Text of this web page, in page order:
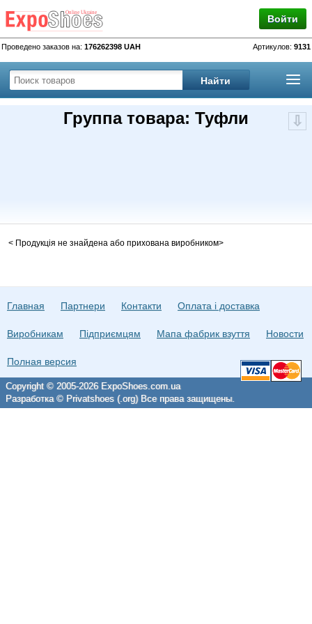
Войти
Проведено заказов на: 176262398 UAH Артикулов: 9131
Группа товара: Туфли
< Продукція не знайдена або прихована виробником>
Главная Партнери Контакти Оплата і доставка
Виробникам Підприємцям Мапа фабрик взуття Новости
Полная версия
Copyright © 2005-2026 ExpoShoes.com.ua
Разработка © Privatshoes (.org) Все права защищены.